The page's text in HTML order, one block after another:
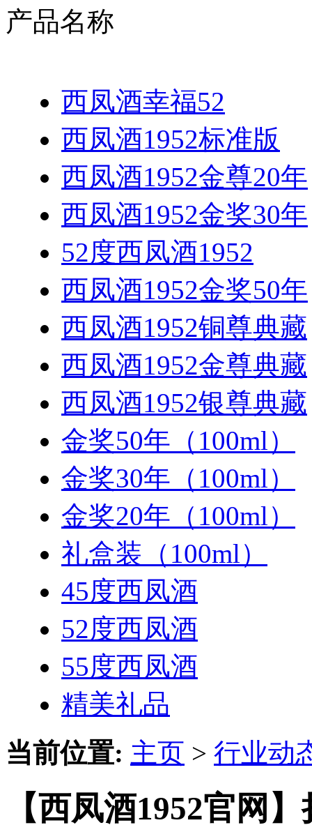
产品名称
西凤酒幸福52
西凤酒1952标准版
西凤酒1952金尊20年
西凤酒1952金奖30年
52度西凤酒1952
西凤酒1952金奖50年
西凤酒1952铜尊典藏
西凤酒1952金尊典藏
西凤酒1952银尊典藏
金奖50年（100ml）
金奖30年（100ml）
金奖20年（100ml）
礼盒装（100ml）
45度西凤酒
52度西凤酒
55度西凤酒
精美礼品
当前位置: 主页 > 行业动
【西凤酒1952官网